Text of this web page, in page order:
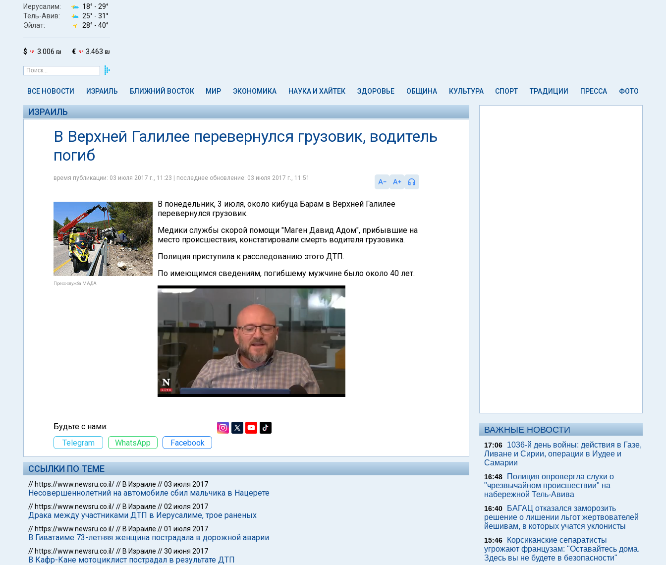
Иерусалим: 18° - 29°
Тель-Авив:
25° - 31°
Эйлат:
28° - 40°
$ 3.006 ₪ € 3.463 ₪
ВСЕ НОВОСТИ ИЗРАИЛЬ БЛИЖНИЙ ВОСТОК МИР ЭКОНОМИКА НАУКА И ХАЙТЕК ЗДОРОВЬЕ ОБЩИНА КУЛЬТУРА СПОРТ ТРАДИЦИИ ПРЕССА ФОТО
ИЗРАИЛЬ
В Верхней Галилее перевернулся грузовик, водитель
погиб
время публикации: 03 июля 2017 г., 11:23 | последнее обновление: 03 июля 2017 г., 11:51
Пресс-служба МАДА
В понедельник, 3 июля, около кибуца Барам в Верхней Галилее
перевернулся грузовик.
Медики службы скорой помощи "Маген Давид Адом", прибывшие на
место происшествия, констатировали смерть водителя грузовика.
Полиция приступила к расследованию этого ДТП.
По имеющимся сведениям, погибшему мужчине было около 40 лет.
Будьте с нами:
Telegram
WhatsApp Facebook
ССЫЛКИ ПО ТЕМЕ
// https://www.newsru.co.il/// В Израиле //03 июля 2017
Несовершеннолетний на автомобиле сбил мальчика в Нацерете
// https://www.newsru.co.il/// В Израиле //02 июля 2017
Драка между участниками ДТП в Иерусалиме, трое раненых
// https://www.newsru.co.il/// В Израиле //01 июля 2017
В Гиватаиме 73-летняя женщина пострадала в дорожной аварии
// https://www.newsru.co.il/// В Израиле //30 июня 2017
В Кафр-Кане мотоциклист пострадал в результате ДТП
ВАЖНЫЕ НОВОСТИ
17:06
1036-й день войны: действия в Газе,
Ливане и Сирии, операции в Иудее и
Самарии
16:48
Полиция опровергла слухи о
"чрезвычайном происшествии" на
набережной Тель-Авива
16:40
БАГАЦ отказался заморозить
решение о лишении льгот жертвователей
йешивам, в которых учатся уклонисты
15:46
Корсиканские сепаратисты
угрожают французам: "Оставайтесь дома.
Здесь вы не будете в безопасности"